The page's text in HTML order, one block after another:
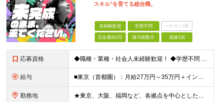
スキル"を育てる総合職。
未経験歓迎 学歴不問 ベテランOK
完全週休2日 賞与複数月 面接1回
応募資格 ◆職種・業種・社会人未経験歓迎！ ◆学歴不問 ◆34歳以下の方 ※若年層の長期キャリア形成のため ◎メンバーの99％が未経験入社 ◎人柄・ポテンシャル重視採用 ◎早期から活躍したい方大歓迎 経験や
給与 ■東京（首都圏）：月給27万円～35万円＋インセンティブ ■大阪：月給25万円～35万円＋インセンティブ ■その他地方：月給23万円～35万円＋インセンティブ ※上記の額には下記の固定残業代を含みま
勤務地 ★東京、大阪、福岡など、各拠点を中心とした全国採用 ★仙台、名古屋で積極採用中 ★希望に沿わない転勤なし ★U・Iターン歓迎 ■東京本社 東京都渋谷区道玄坂2-25-12 道玄坂通3階3-1a ■